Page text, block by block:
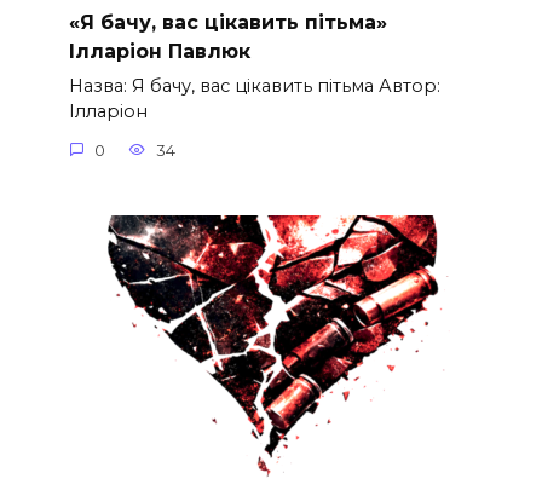
«Я бачу, вас цікавить пітьма»
Ілларіон Павлюк
Назва: Я бачу, вас цікавить пітьма Автор:
Ілларіон
0 34